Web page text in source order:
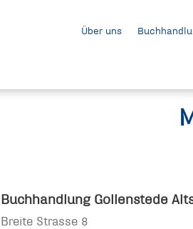
Über uns
Buchhandlung Gollenstede
Breite Strasse 8